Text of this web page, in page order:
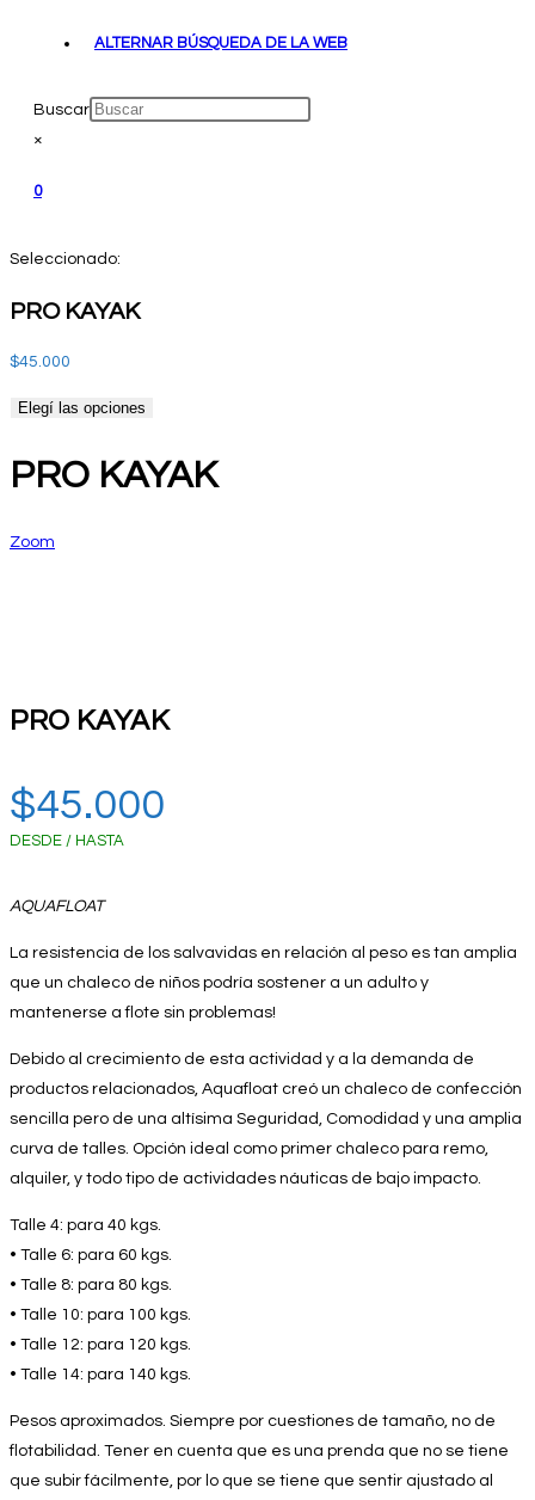
ALTERNAR BÚSQUEDA DE LA WEB
Buscar
×
0
Seleccionado:
PRO KAYAK
$45.000
Elegí las opciones
PRO KAYAK
Zoom
PRO KAYAK
$45.000
DESDE / HASTA
AQUAFLOAT
La resistencia de los salvavidas en relación al peso es tan amplia
que un chaleco de niños podría sostener a un adulto y
mantenerse a flote sin problemas!
Debido al crecimiento de esta actividad y a la demanda de
productos relacionados, Aquafloat creó un chaleco de confección
sencilla pero de una altísima Seguridad, Comodidad y una amplia
curva de talles. Opción ideal como primer chaleco para remo,
alquiler, y todo tipo de actividades náuticas de bajo impacto.
Talle 4: para 40 kgs.
• Talle 6: para 60 kgs.
• Talle 8: para 80 kgs.
• Talle 10: para 100 kgs.
• Talle 12: para 120 kgs.
• Talle 14: para 140 kgs.
Pesos aproximados. Siempre por cuestiones de tamaño, no de
flotabilidad. Tener en cuenta que es una prenda que no se tiene
que subir fácilmente, por lo que se tiene que sentir ajustado al